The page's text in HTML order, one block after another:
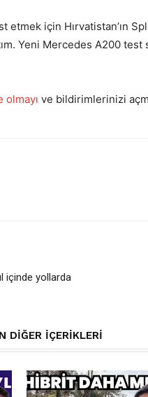
etmek için Hırvatistan’ın
Yeni Mercedes A200
olmayı ve bildirimlerinizi
içinde yollarda
DIĞER İÇERIKLERI